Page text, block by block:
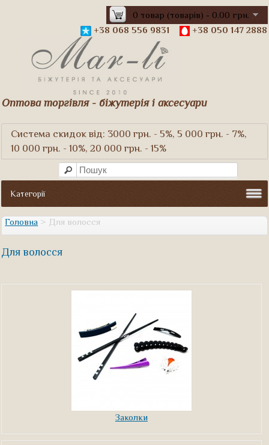
Оптова торгівля - біжутерія і аксесуари
Система скидок від: 3000 грн. - 5%, 5 000 грн. - 7%,
10 000 грн. - 10%, 20 000 грн. - 15%
+38 068 556 9831 +38 050 147 2888
0 товар (товарів) - 0.00 грн.
Категорії
Головна > Для волосся
Для волосся
Заколки